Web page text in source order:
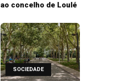
ao concelho de Loulé
SOCIEDADE